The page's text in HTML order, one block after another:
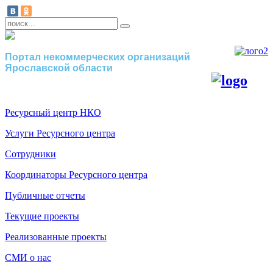
Портал некоммерческих организаций
Ярославской области
Ресурсный центр НКО
Услуги Ресурсного центра
Сотрудники
Координаторы Ресурсного центра
Публичные отчеты
Текущие проекты
Реализованные проекты
СМИ о нас